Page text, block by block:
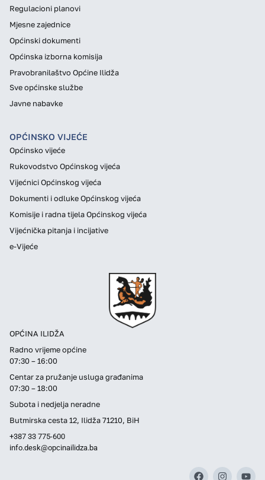
OPĆINA ILIDŽA
Radno vrijeme općine
07:30 – 16:00
Centar za pružanje usluga građanima
07:30 – 18:00
Subota i nedjelja neradne
Butmirska cesta 12, Ilidža 71210, BiH
+387 33 775-600
info.desk@opcinailidza.ba
Regulacioni planovi
Mjesne zajednice
Općinski dokumenti
Općinska izborna komisija
Pravobranilaštvo Općine Ilidža
Sve općinske službe
Javne nabavke
OPĆINSKO VIJEĆE
Općinsko vijeće
Rukovodstvo Općinskog vijeća
Vijećnici Općinskog vijeća
Dokumenti i odluke Općinskog vijeća
Komisije i radna tijela Općinskog vijeća
Vijećnička pitanja i incijative
e-Vijeće